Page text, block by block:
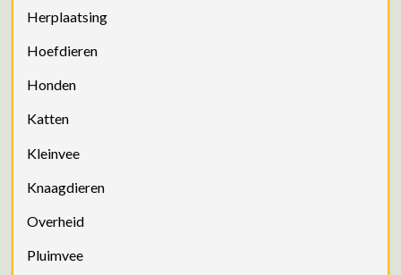
Herplaatsing
Hoefdieren
Honden
Katten
Kleinvee
Knaagdieren
Overheid
Pluimvee